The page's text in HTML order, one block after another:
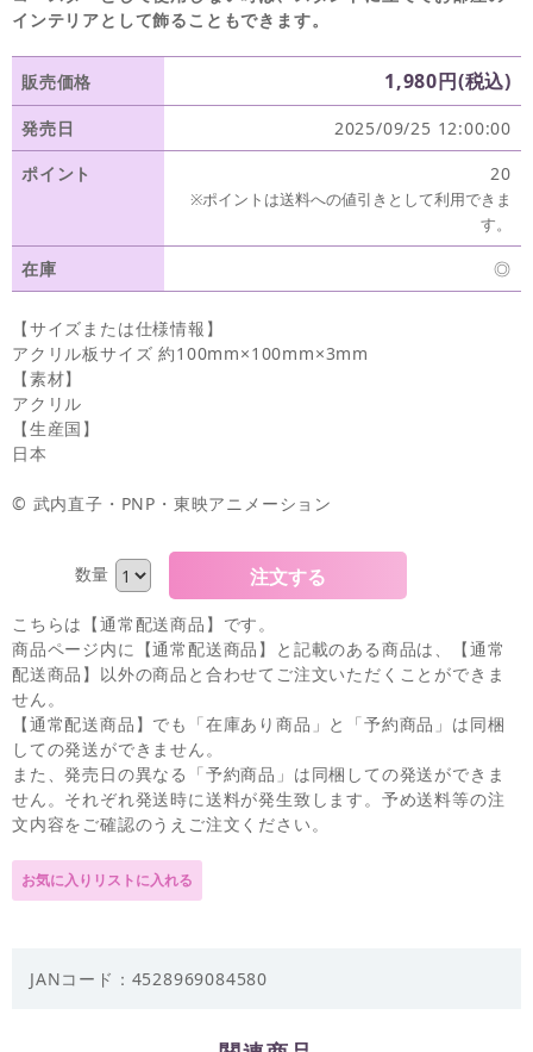
インテリアとして飾ることもできます。
販売価格 1,980円(税込)
発売日
2025/09/25 12:00:00
ポイント
20
※ポイントは送料への値引きとして利用できま
す。
在庫 ◎
【サイズまたは仕様情報】
アクリル板サイズ 約100mm×100mm×3mm
【素材】
アクリル
【生産国】
日本
© 武内直子・PNP・東映アニメーション
数量
こちらは【通常配送商品】です。
商品ページ内に【通常配送商品】と記載のある商品は、【通常
配送商品】以外の商品と合わせてご注文いただくことができま
せん。
【通常配送商品】でも「在庫あり商品」と「予約商品」は同梱
しての発送ができません。
また、発売日の異なる「予約商品」は同梱しての発送ができま
せん。それぞれ発送時に送料が発生致します。予め送料等の注
文内容をご確認のうえご注文ください。
JANコード：4528969084580